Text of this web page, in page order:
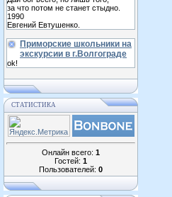
за что потом не станет стыдно.
1990
Евгений Евтушенко.
Приморские школьники на
экскурсии в г.Волгограде
ok!
СТАТИСТИКА
Онлайн всего: 1
Гостей: 1
Пользователей: 0